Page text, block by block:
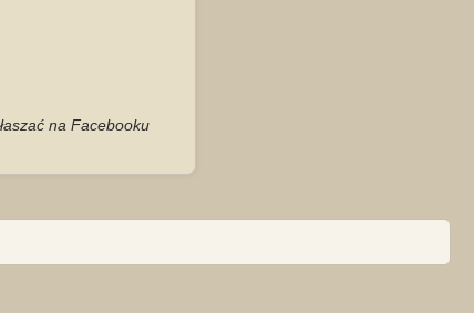
na Facebooku